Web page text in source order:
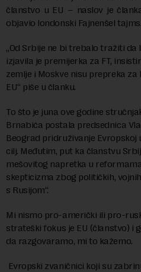
članstvo u EU – naslov je
objavio londonski Fajnenšel tajms.
„Od Srbije ne bi trebalo tražiti da
izjavila je premijerka za FT,
zemlje i Moskve nisu prepreka
EU“ piše u članku.
To što je juna ove godine
Brnabića postala predsednica
Beograd pridruživanje Evropskoj
cilj. Međutim, put ka članstvu
mešovitog napretka u
skepticizma zbog političkih,
s Rusijom“.
Mi nismo pro-američki ili pro-
strateški fokus je EU (članstvo) i
da razgovaramo, mi to kažemo.
Evropski zvaničnici koji su